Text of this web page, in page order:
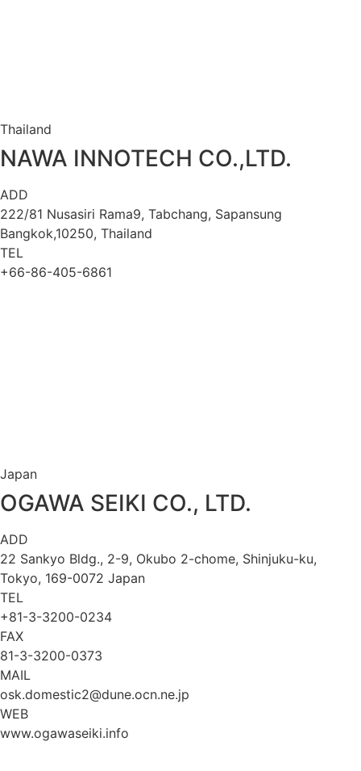
Thailand
NAWA INNOTECH CO.,LTD.
ADD
222/81 Nusasiri Rama9, Tabchang, Sapansung
Bangkok,10250, Thailand
TEL
+66-86-405-6861
Japan
OGAWA SEIKI CO., LTD.
ADD
22 Sankyo Bldg., 2-9, Okubo 2-chome, Shinjuku-ku,
Tokyo, 169-0072 Japan
TEL
+81-3-3200-0234
FAX
81-3-3200-0373
MAIL
osk.domestic2@dune.ocn.ne.jp
WEB
www.ogawaseiki.info